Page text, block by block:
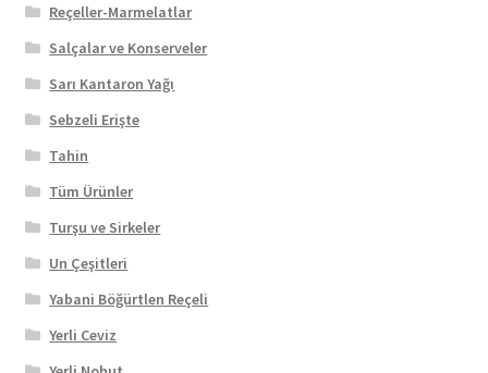
Reçeller-Marmelatlar
Salçalar ve Konserveler
Sarı Kantaron Yağı
Sebzeli Erişte
Tahin
Tüm Ürünler
Turşu ve Sirkeler
Un Çeşitleri
Yabani Böğürtlen Reçeli
Yerli Ceviz